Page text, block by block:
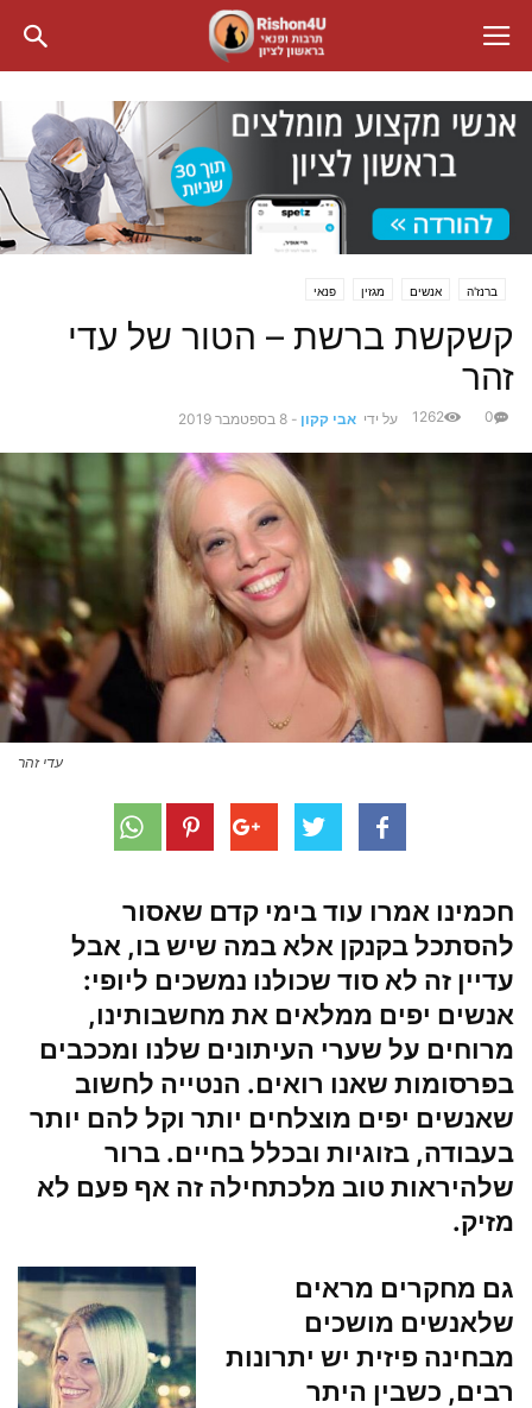
ברנז'ה אנשים מגזין פנאי
קשקשת ברשת – הטור של עדי
זהר
על ידי אבי קקון - 8 בספטמבר 2019 0
1262
עדי זהר
חכמינו אמרו עוד בימי קדם שאסור
להסתכל בקנקן אלא במה שיש בו, אבל
עדיין זה לא סוד שכולנו נמשכים ליופי:
אנשים יפים ממלאים את מחשבותינו,
מרוחים על שערי העיתונים שלנו ומככבים
בפרסומות שאנו רואים. הנטייה לחשוב
שאנשים יפים מוצלחים יותר וקל להם יותר
בעבודה, בזוגיות ובכלל בחיים. ברור
שלהיראות טוב מלכתחילה זה אף פעם לא
מזיק.
גם מחקרים מראים
שלאנשים מושכים
מבחינה פיזית יש יתרונות
רבים, כשבין היתר